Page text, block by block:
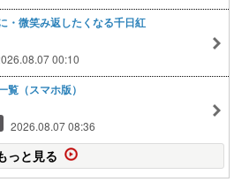
・微笑み返したくなる千日紅
00:10
覧（スマホ版）
2026.08.07 08:36
っと見る